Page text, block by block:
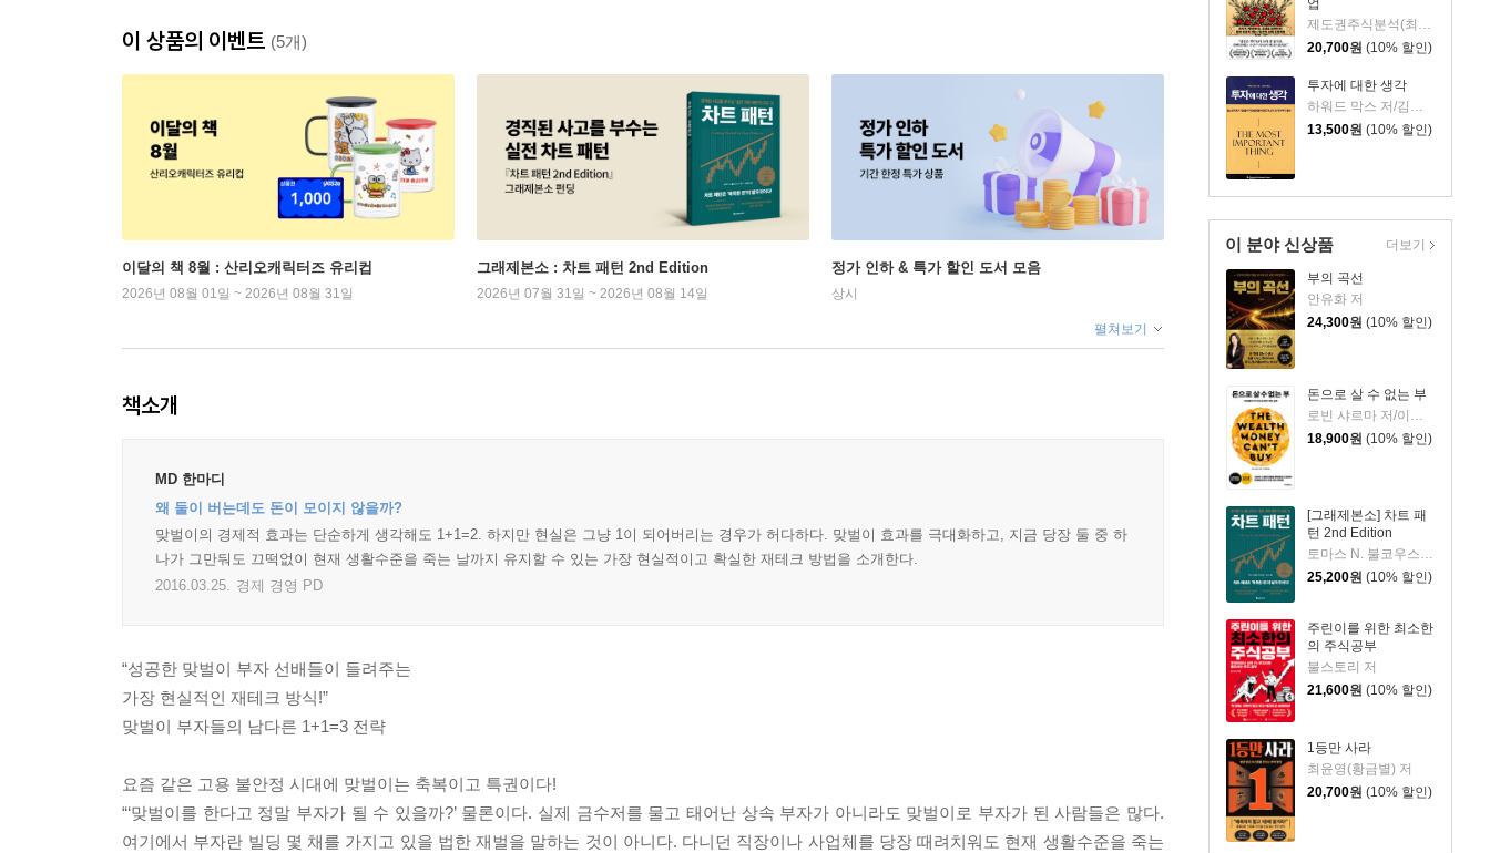
업
제도권주식분석(최기원) 저
20,700원 (10% 할인)
투자에 대한 생각
하워드 막스 저/김경미 역
13,500원 (10% 할인)
이 분야 신상품
부의 곡선
안유화 저
24,300원 (10% 할인)
돈으로 살 수 없는 부
18,900원 (10% 할인)
[그래제본소] 차트 패
턴 2nd Edition
토마스 N. 불코우스키 저/송미리 역
25,200원 (10% 할인)
주린이를 위한 최소한
의 주식공부
불스토리 저
21,600원 (10% 할인)
1등만 사라
최윤영(황금별) 저
20,700원 (10% 할인)
더보기
이 상품의 이벤트 (5개)
이달의 책 8월 : 산리오캐릭터즈 유리컵
2026년 08월 01일 ~ 2026년 08월 31일
그래제본소 : 차트 패턴 2nd Edition
2026년 07월 31일 ~ 2026년 08월 14일
정가 인하 & 특가 할인 도서 모음
상시
펼쳐보기
책소개
MD 한마디
왜 둘이 버는데도 돈이 모이지 않을까?
맞벌이의 경제적 효과는 단순하게 생각해도 1+1=2. 하지만 현실은 그냥 1이 되어버리는 경우가 허다하다. 맞벌이 효과를 극대화하고, 지금 당장 둘 중 하
나가 그만둬도 끄떡없이 현재 생활수준을 죽는 날까지 유지할 수 있는 가장 현실적이고 확실한 재테크 방법을 소개한다.
2016.03.25. 경제 경영 PD
“성공한 맞벌이 부자 선배들이 들려주는
가장 현실적인 재테크 방식!”
맞벌이 부자들의 남다른 1+1=3 전략
요즘 같은 고용 불안정 시대에 맞벌이는 축복이고 특권이다!
“‘맞벌이를 한다고 정말 부자가 될 수 있을까?’ 물론이다. 실제 금수저를 물고 태어난 상속 부자가 아니라도 맞벌이로 부자가 된 사람들은 많다.
여기에서 부자란 빌딩 몇 채를 가지고 있을 법한 재벌을 말하는 것이 아니다. 다니던 직장이나 사업체를 당장 때려치워도 현재 생활수준을 죽는